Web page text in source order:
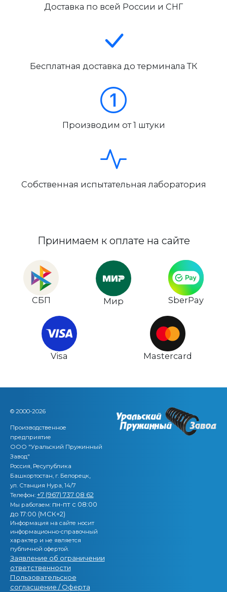
Доставка по всей России и СНГ
Бесплатная доставка до терминала ТК
Производим от 1 штуки
Собственная испытательная лаборатория
Принимаем к оплате на сайте
СБП Мир SberPay
Visa Mastercard
© 2000-2026
Производственное
предприятие
ООО "Уральский Пружинный
Завод"
Россия, Ресупублика
Башкортостан, г. Белорецк,
ул. Станция Нура, 14/7
Телефон: +7 (967) 737 08 62
Мы работаем: пн-пт с 08:00
до 17:00 (МСК+2)
Информация на сайте носит
информационно-справочный
характер и не является
публичной офертой.
Заявление об ограничении
ответственности
Пользовательское
согласшение / Оферта